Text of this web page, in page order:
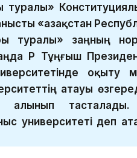
туралы»
«Қазақстан
туралы» заңның
ҚР Тұңғыш
оқыту
атауы
тасталады.
университеті деп